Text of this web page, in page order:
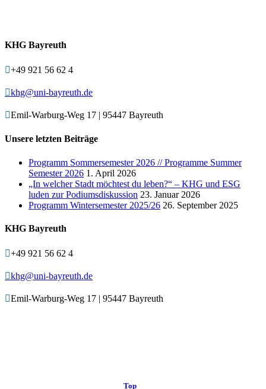
KHG Bayreuth
+49 921 56 62 4
khg@uni-bayreuth.de
Emil-Warburg-Weg 17 | 95447 Bayreuth
Unsere letzten Beiträge
Programm Sommersemester 2026 // Programme Summer
Semester 2026 1. April 2026
„In welcher Stadt möchtest du leben?“ – KHG und ESG
luden zur Podiumsdiskussion 23. Januar 2026
Programm Wintersemester 2025/26 26. September 2025
KHG Bayreuth
+49 921 56 62 4
khg@uni-bayreuth.de
Emil-Warburg-Weg 17 | 95447 Bayreuth
Top